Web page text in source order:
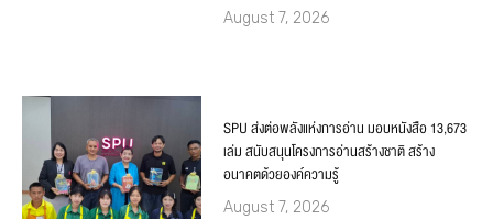
August 7, 2026
SPU ส่งต่อพลังแห่งการอ่าน มอบหนังสือ 13,673
เล่ม สนับสนุนโครงการอ่านสร้างชาติ สร้าง
อนาคตด้วยองค์ความรู้
August 7, 2026